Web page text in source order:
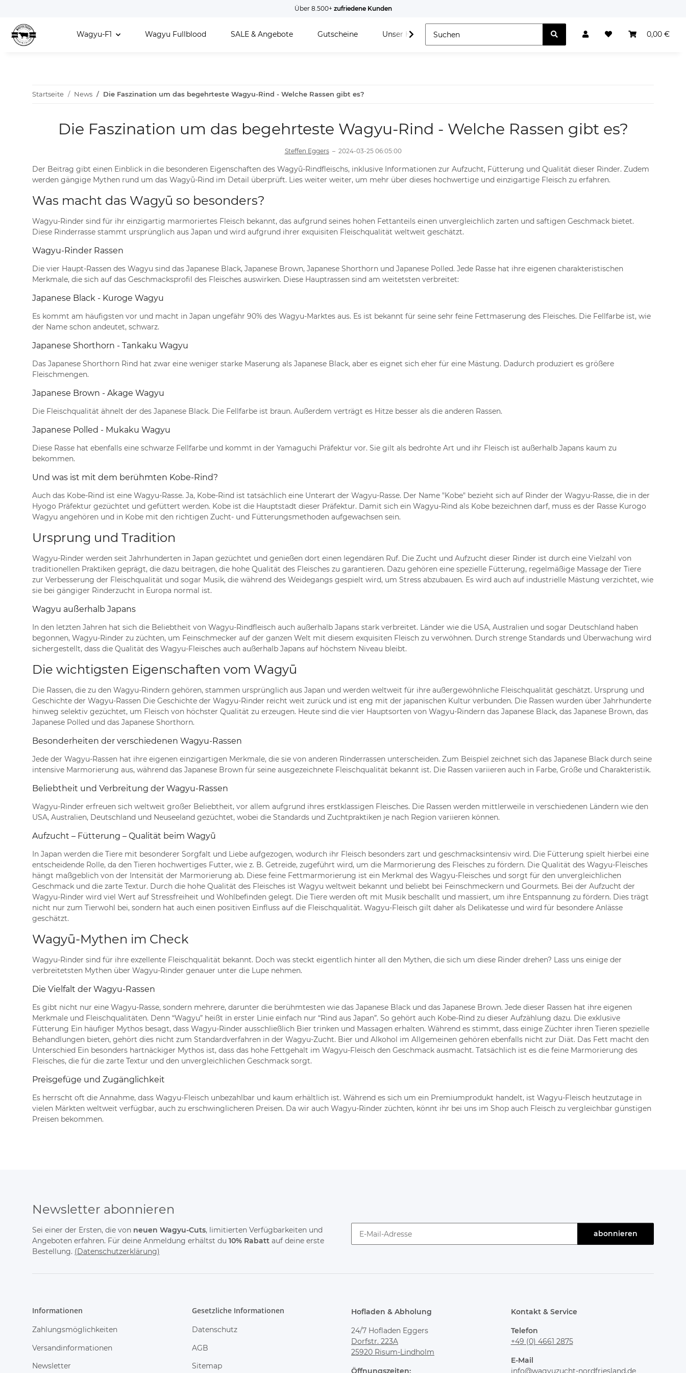
Über 8.500+ zufriedene Kunden
0,00 €
Wagyu-F1 Wagyu Fullblood SALE & Angebote Gutscheine Unser Hof
Startseite News Die Faszination um das begehrteste Wagyu-Rind - Welche Rassen gibt es?
Die Faszination um das begehrteste Wagyu-Rind - Welche Rassen gibt es?
Steffen Eggers– 2024-03-25 06:05:00
Der Beitrag gibt einen Einblick in die besonderen Eigenschaften des Wagyū-Rindfleischs, inklusive Informationen zur Aufzucht, Fütterung und Qualität dieser Rinder. Zudem
werden gängige Mythen rund um das Wagyū-Rind im Detail überprüft. Lies weiter weiter, um mehr über dieses hochwertige und einzigartige Fleisch zu erfahren.
Was macht das Wagyū so besonders?
Wagyu-Rinder sind für ihr einzigartig marmoriertes Fleisch bekannt, das aufgrund seines hohen Fettanteils einen unvergleichlich zarten und saftigen Geschmack bietet.
Diese Rinderrasse stammt ursprünglich aus Japan und wird aufgrund ihrer exquisiten Fleischqualität weltweit geschätzt.
Wagyu-Rinder Rassen
Die vier Haupt-Rassen des Wagyu sind das Japanese Black, Japanese Brown, Japanese Shorthorn und Japanese Polled. Jede Rasse hat ihre eigenen charakteristischen
Merkmale, die sich auf das Geschmacksprofil des Fleisches auswirken. Diese Hauptrassen sind am weitetsten verbreitet:
Japanese Black - Kuroge Wagyu
Es kommt am häufigsten vor und macht in Japan ungefähr 90% des Wagyu-Marktes aus. Es ist bekannt für seine sehr feine Fettmaserung des Fleisches. Die Fellfarbe ist, wie
der Name schon andeutet, schwarz.
Japanese Shorthorn - Tankaku Wagyu
Das Japanese Shorthorn Rind hat zwar eine weniger starke Maserung als Japanese Black, aber es eignet sich eher für eine Mästung. Dadurch produziert es größere
Fleischmengen.
Japanese Brown - Akage Wagyu
Die Fleischqualität ähnelt der des Japanese Black. Die Fellfarbe ist braun. Außerdem verträgt es Hitze besser als die anderen Rassen.
Japanese Polled - Mukaku Wagyu
Diese Rasse hat ebenfalls eine schwarze Fellfarbe und kommt in der Yamaguchi Präfektur vor. Sie gilt als bedrohte Art und ihr Fleisch ist außerhalb Japans kaum zu
bekommen.
Und was ist mit dem berühmten Kobe-Rind?
Auch das Kobe-Rind ist eine Wagyu-Rasse. Ja, Kobe-Rind ist tatsächlich eine Unterart der Wagyu-Rasse. Der Name "Kobe" bezieht sich auf Rinder der Wagyu-Rasse, die in der
Hyogo Präfektur gezüchtet und gefüttert werden. Kobe ist die Hauptstadt dieser Präfektur. Damit sich ein Wagyu-Rind als Kobe bezeichnen darf, muss es der Rasse Kurogo
Wagyu angehören und in Kobe mit den richtigen Zucht- und Fütterungsmethoden aufgewachsen sein.
Ursprung und Tradition
Wagyu-Rinder werden seit Jahrhunderten in Japan gezüchtet und genießen dort einen legendären Ruf. Die Zucht und Aufzucht dieser Rinder ist durch eine Vielzahl von
traditionellen Praktiken geprägt, die dazu beitragen, die hohe Qualität des Fleisches zu garantieren. Dazu gehören eine spezielle Fütterung, regelmäßige Massage der Tiere
zur Verbesserung der Fleischqualität und sogar Musik, die während des Weidegangs gespielt wird, um Stress abzubauen. Es wird auch auf industrielle Mästung verzichtet, wie
sie bei gängiger Rinderzucht in Europa normal ist.
Wagyu außerhalb Japans
In den letzten Jahren hat sich die Beliebtheit von Wagyu-Rindfleisch auch außerhalb Japans stark verbreitet. Länder wie die USA, Australien und sogar Deutschland haben
begonnen, Wagyu-Rinder zu züchten, um Feinschmecker auf der ganzen Welt mit diesem exquisiten Fleisch zu verwöhnen. Durch strenge Standards und Überwachung wird
sichergestellt, dass die Qualität des Wagyu-Fleisches auch außerhalb Japans auf höchstem Niveau bleibt.
Die wichtigsten Eigenschaften vom Wagyū
Die Rassen, die zu den Wagyu-Rindern gehören, stammen ursprünglich aus Japan und werden weltweit für ihre außergewöhnliche Fleischqualität geschätzt. Ursprung und
Geschichte der Wagyu-Rassen Die Geschichte der Wagyu-Rinder reicht weit zurück und ist eng mit der japanischen Kultur verbunden. Die Rassen wurden über Jahrhunderte
hinweg selektiv gezüchtet, um Fleisch von höchster Qualität zu erzeugen. Heute sind die vier Hauptsorten von Wagyu-Rindern das Japanese Black, das Japanese Brown, das
Japanese Polled und das Japanese Shorthorn.
Besonderheiten der verschiedenen Wagyu-Rassen
Jede der Wagyu-Rassen hat ihre eigenen einzigartigen Merkmale, die sie von anderen Rinderrassen unterscheiden. Zum Beispiel zeichnet sich das Japanese Black durch seine
intensive Marmorierung aus, während das Japanese Brown für seine ausgezeichnete Fleischqualität bekannt ist. Die Rassen variieren auch in Farbe, Größe und Charakteristik.
Beliebtheit und Verbreitung der Wagyu-Rassen
Wagyu-Rinder erfreuen sich weltweit großer Beliebtheit, vor allem aufgrund ihres erstklassigen Fleisches. Die Rassen werden mittlerweile in verschiedenen Ländern wie den
USA, Australien, Deutschland und Neuseeland gezüchtet, wobei die Standards und Zuchtpraktiken je nach Region variieren können.
Aufzucht – Fütterung – Qualität beim Wagyū
In Japan werden die Tiere mit besonderer Sorgfalt und Liebe aufgezogen, wodurch ihr Fleisch besonders zart und geschmacksintensiv wird. Die Fütterung spielt hierbei eine
entscheidende Rolle, da den Tieren hochwertiges Futter, wie z. B. Getreide, zugeführt wird, um die Marmorierung des Fleisches zu fördern. Die Qualität des Wagyu-Fleisches
hängt maßgeblich von der Intensität der Marmorierung ab. Diese feine Fettmarmorierung ist ein Merkmal des Wagyu-Fleisches und sorgt für den unvergleichlichen
Geschmack und die zarte Textur. Durch die hohe Qualität des Fleisches ist Wagyu weltweit bekannt und beliebt bei Feinschmeckern und Gourmets. Bei der Aufzucht der
Wagyu-Rinder wird viel Wert auf Stressfreiheit und Wohlbefinden gelegt. Die Tiere werden oft mit Musik beschallt und massiert, um ihre Entspannung zu fördern. Dies trägt
nicht nur zum Tierwohl bei, sondern hat auch einen positiven Einfluss auf die Fleischqualität. Wagyu-Fleisch gilt daher als Delikatesse und wird für besondere Anlässe
geschätzt.
Wagyū-Mythen im Check
Wagyu-Rinder sind für ihre exzellente Fleischqualität bekannt. Doch was steckt eigentlich hinter all den Mythen, die sich um diese Rinder drehen? Lass uns einige der
verbreitetsten Mythen über Wagyu-Rinder genauer unter die Lupe nehmen.
Die Vielfalt der Wagyu-Rassen
Es gibt nicht nur eine Wagyu-Rasse, sondern mehrere, darunter die berühmtesten wie das Japanese Black und das Japanese Brown. Jede dieser Rassen hat ihre eigenen
Merkmale und Fleischqualitäten. Denn “Wagyu” heißt in erster Linie einfach nur “Rind aus Japan”. So gehört auch Kobe-Rind zu dieser Aufzählung dazu. Die exklusive
Fütterung Ein häufiger Mythos besagt, dass Wagyu-Rinder ausschließlich Bier trinken und Massagen erhalten. Während es stimmt, dass einige Züchter ihren Tieren spezielle
Behandlungen bieten, gehört dies nicht zum Standardverfahren in der Wagyu-Zucht. Bier und Alkohol im Allgemeinen gehören ebenfalls nicht zur Diät. Das Fett macht den
Unterschied Ein besonders hartnäckiger Mythos ist, dass das hohe Fettgehalt im Wagyu-Fleisch den Geschmack ausmacht. Tatsächlich ist es die feine Marmorierung des
Fleisches, die für die zarte Textur und den unvergleichlichen Geschmack sorgt.
Preisgefüge und Zugänglichkeit
Es herrscht oft die Annahme, dass Wagyu-Fleisch unbezahlbar und kaum erhältlich ist. Während es sich um ein Premiumprodukt handelt, ist Wagyu-Fleisch heutzutage in
vielen Märkten weltweit verfügbar, auch zu erschwinglicheren Preisen. Da wir auch Wagyu-Rinder züchten, könnt ihr bei uns im Shop auch Fleisch zu vergleichbar günstigen
Preisen bekommen.
Newsletter abonnieren
Sei einer der Ersten, die von neuen Wagyu-Cuts, limitierten Verfügbarkeiten und
Angeboten erfahren. Für deine Anmeldung erhältst du 10% Rabatt auf deine erste
Bestellung. (Datenschutzerklärung)
abonnieren
Informationen
Zahlungsmöglichkeiten
Versandinformationen
Newsletter
Gesetzliche Informationen
Datenschutz
AGB
Sitemap
Hofladen & Abholung
24/7 Hofladen Eggers
Dorfstr. 223A
25920 Risum-Lindholm
Öffnungszeiten:
Kontakt & Service
Telefon
+49 (0) 4661 2875
E-Mail
info@wagyuzucht-nordfriesland.de